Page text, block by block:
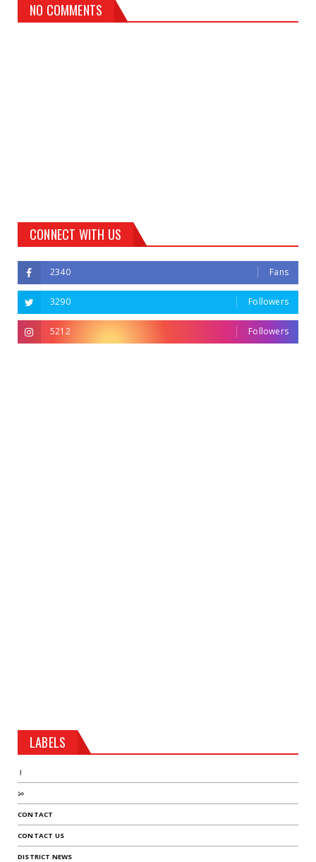
NO COMMENTS
CONNECT WITH US
2340 Fans
3290 Followers
5212 Followers
LABELS
।
১০
CONTACT
CONTACT US
DISTRICT NEWS